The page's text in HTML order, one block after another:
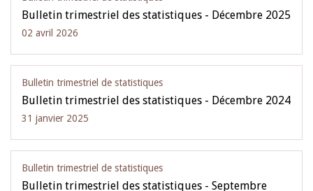
Bulletin trimestriel des statistiques - Décembre 2025
02 avril 2026
Bulletin trimestriel de statistiques
Bulletin trimestriel des statistiques - Décembre 2024
31 janvier 2025
Bulletin trimestriel de statistiques
Bulletin trimestriel des statistiques - Septembre